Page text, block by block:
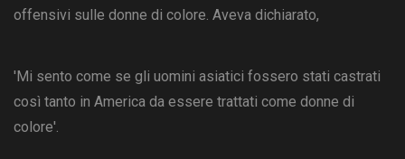
offensivi sulle donne di colore. Aveva dichiarato,
'Mi sento come se gli uomini asiatici fossero stati castrati
così tanto in America da essere trattati come donne di
colore'.